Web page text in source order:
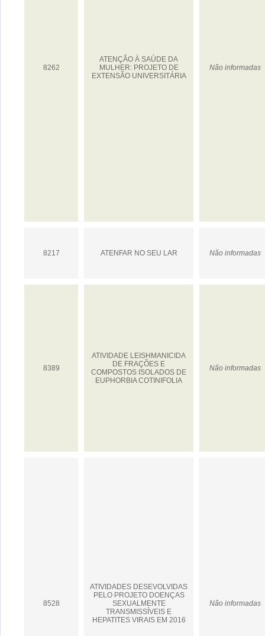
8262
ATENÇÃO À SAÚDE DA
MULHER: PROJETO DE
EXTENSÃO UNIVERSITÁRIA
Não informadas
8217 ATENFAR NO SEU LAR Não informadas
8389
ATIVIDADE LEISHMANICIDA
DE FRAÇÕES E
COMPOSTOS ISOLADOS DE
EUPHORBIA COTINIFOLIA
Não informadas
8528
ATIVIDADES DESEVOLVIDAS
PELO PROJETO DOENÇAS
SEXUALMENTE
TRANSMISSÍVEIS E
HEPATITES VIRAIS EM 2016
Não informadas